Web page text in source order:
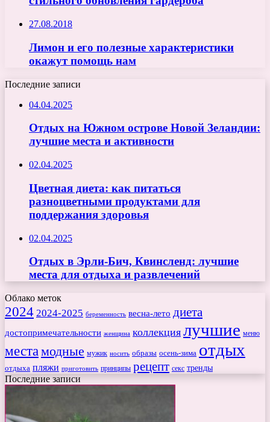
27.08.2018
Лимон и его полезные характеристики
окажут помощь нам
Последние записи
04.04.2025
Отдых на Южном острове Новой Зеландии:
лучшие места и активности
02.04.2025
Цветная диета: как питаться
разноцветными продуктами для
поддержания здоровья
02.04.2025
Отдых в Эрли-Бич, Квинсленд: лучшие
места для отдыха и развлечений
Облако меток
2024 2024-2025 беременность весна-лето диета
достопримечательности женщина коллекция лучшие меню
места модные мужик носить образы осень-зима отдых
отдыха пляжи приготовить принципы рецепт секс тренды
Последние записи